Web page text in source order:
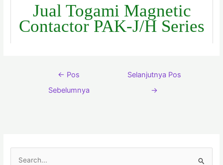
Jual Togami Magnetic
Contactor PAK-J/H Series
← Pos
Sebelumnya
Selanjutnya Pos
→